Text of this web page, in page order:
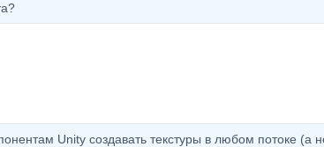
Unity создавать текстуры в любом потоке (а